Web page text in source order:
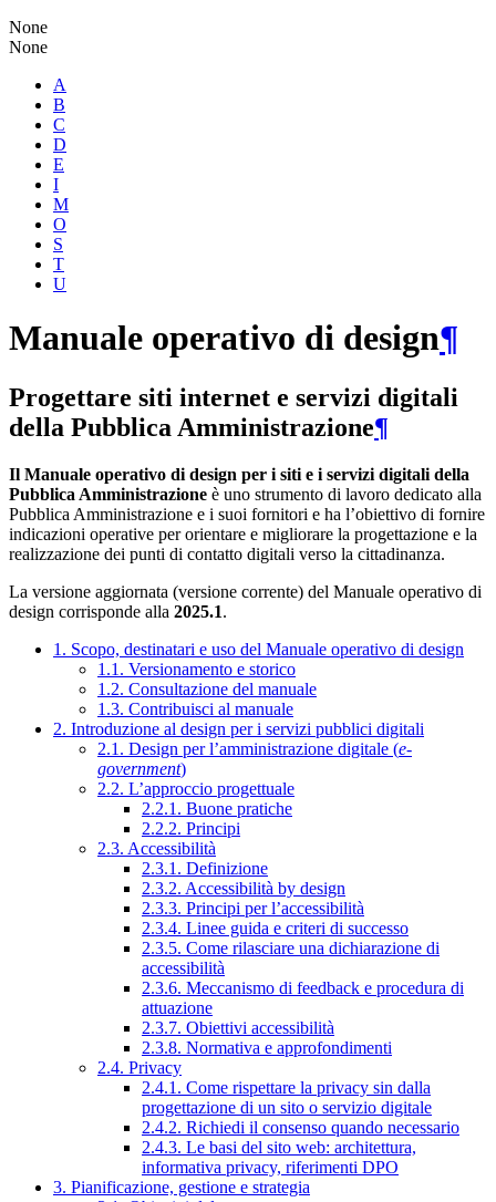
None
None
A
B
C
D
E
I
M
O
S
T
U
Manuale operativo di design¶
Progettare siti internet e servizi digitali
della Pubblica Amministrazione¶
Il Manuale operativo di design per i siti e i servizi digitali della
Pubblica Amministrazione è uno strumento di lavoro dedicato alla
Pubblica Amministrazione e i suoi fornitori e ha l’obiettivo di fornire
indicazioni operative per orientare e migliorare la progettazione e la
realizzazione dei punti di contatto digitali verso la cittadinanza.
La versione aggiornata (versione corrente) del Manuale operativo di
design corrisponde alla 2025.1.
1. Scopo, destinatari e uso del Manuale operativo di design
1.1. Versionamento e storico
1.2. Consultazione del manuale
1.3. Contribuisci al manuale
2. Introduzione al design per i servizi pubblici digitali
2.1. Design per l’amministrazione digitale (e-
government)
2.2. L’approccio progettuale
2.2.1. Buone pratiche
2.2.2. Principi
2.3. Accessibilità
2.3.1. Definizione
2.3.2. Accessibilità by design
2.3.3. Principi per l’accessibilità
2.3.4. Linee guida e criteri di successo
2.3.5. Come rilasciare una dichiarazione di
accessibilità
2.3.6. Meccanismo di feedback e procedura di
attuazione
2.3.7. Obiettivi accessibilità
2.3.8. Normativa e approfondimenti
2.4. Privacy
2.4.1. Come rispettare la privacy sin dalla
progettazione di un sito o servizio digitale
2.4.2. Richiedi il consenso quando necessario
2.4.3. Le basi del sito web: architettura,
informativa privacy, riferimenti DPO
3. Pianificazione, gestione e strategia